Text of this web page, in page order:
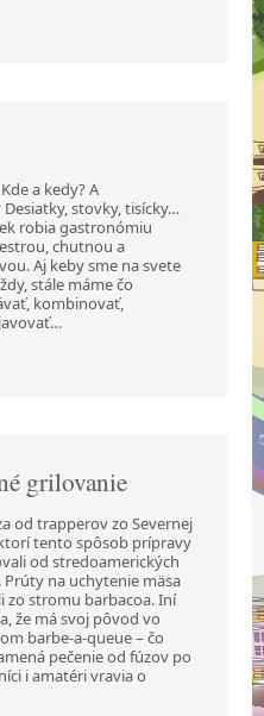
a kedy? A
Desiatky, stovky,tisícky…
robia gastronómiu
chutnou a
Aj keby sme na svete
stále máme čo
kombinovať,
grilovanie
od trapperov zo Severnej
tento spôsob prípravy
od stredoamerických
Prúty na uchytenie mäsa
zo stromu barbacoa. Iní
že má svoj pôvod vo
barbe-a-queue – čo
pečenie od fúzov po
i amatéri vravia o